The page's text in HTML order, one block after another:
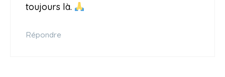
toujours là.
Répondre